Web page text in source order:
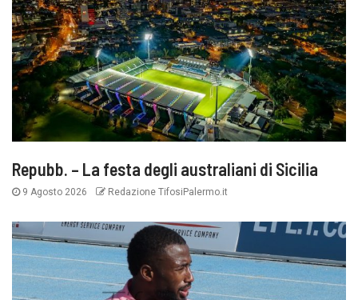
Repubb. – La festa degli australiani di Sicilia
9 Agosto 2026 Redazione TifosiPalermo.it